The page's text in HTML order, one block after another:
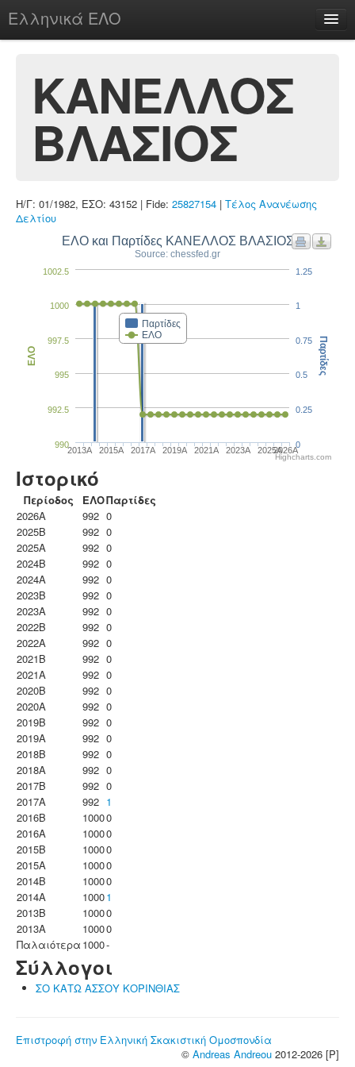
Ελληνικά ΕΛΟ
chesstu.be @ discord
Login
ΚΑΝΕΛΛΟΣ
ΒΛΑΣΙΟΣ
Η/Γ: 01/1982, ΕΣΟ: 43152 | Fide: 25827154 | Τέλος Ανανέωσης
Δελτίου
ΕΛΟ και Παρτίδες ΚΑΝΕΛΛΟΣ ΒΛΑΣΙΟΣ
Source: chessfed.gr
Παρτίδες
ΕΛΟ
2013A 2015A 2017A 2019A 2021A 2023Α 2025A2026A
990
992.5
995
997.5
1000
1002.5
ΕΛΟ
0
0.25
0.5
0.75
1
1.25
Παρτίδες
Highcharts.com
Ιστορικό
Περίοδος ΕΛΟΠαρτίδες
2026A
992 0
2025B
992 0
2025A
992 0
2024B
992 0
2024A
992 0
2023B
992 0
2023Α
992 0
2022B
992 0
2022A
992 0
2021B
992 0
2021A
992 0
2020B
992 0
2020A
992 0
2019B
992 0
2019A
992 0
2018B
992 0
2018A
992 0
2017B
992 0
2017A
992 1
2016B
10000
2016A
10000
2015B
10000
2015A
10000
2014B
10000
2014A
10001
2013B
10000
2013A
10000
Παλαιότερα 1000-
Σύλλογοι
ΣΟ ΚΑΤΩ ΑΣΣΟΥ ΚΟΡΙΝΘΙΑΣ
Επιστροφή στην Ελληνική Σκακιστική Ομοσπονδία
© Andreas Andreou 2012-2026 [P]